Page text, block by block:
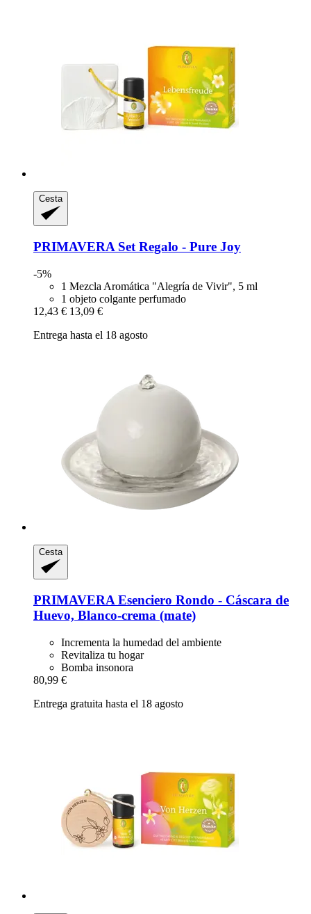
Cesta
PRIMAVERA Set Regalo -​ Pure Joy
-5%
1 Mezcla Aromática "Alegría de Vivir", 5 ml
1 objeto colgante perfumado
12,43 € 13,09 €
Entrega hasta el 18 agosto
Cesta
PRIMAVERA Esenciero Rondo -​ Cáscara de
Huevo, Blanco-​crema (mate)
Incrementa la humedad del ambiente
Revitaliza tu hogar
Bomba insonora
80,99 €
Entrega gratuita hasta el 18 agosto